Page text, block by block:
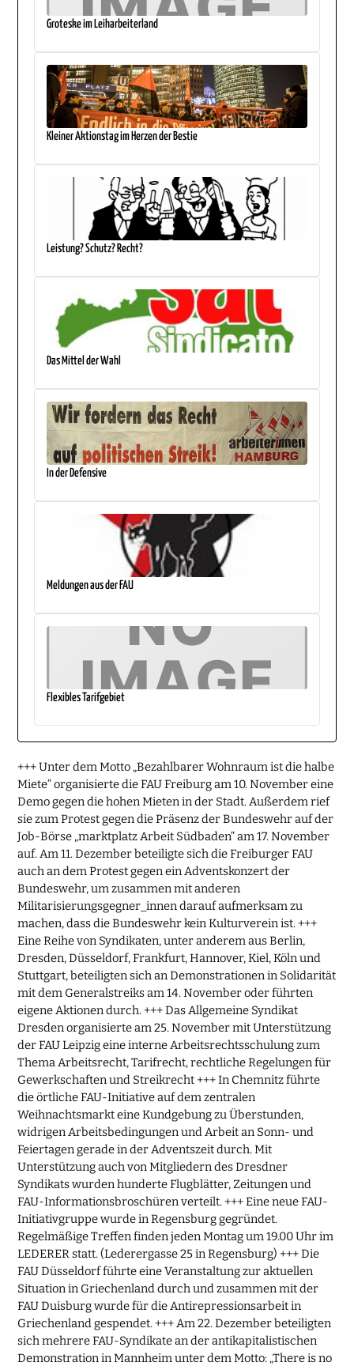
Groteske im Leiharbeiterland
Kleiner Aktionstag im Herzen der Bestie
Leistung? Schutz? Recht?
Das Mittel der Wahl
In der Defensive
Meldungen aus der FAU
Flexibles Tarifgebiet
+++ Unter dem Motto „Bezahlbarer Wohnraum ist die halbe
Miete“ organisierte die FAU Freiburg am 10. November eine
Demo gegen die hohen Mieten in der Stadt. Außerdem rief
sie zum Protest gegen die Präsenz der Bundeswehr auf der
Job-Börse „marktplatz Arbeit Südbaden“ am 17. November
auf. Am 11. Dezember beteiligte sich die Freiburger FAU
auch an dem Protest gegen ein Adventskonzert der
Bundeswehr, um zusammen mit anderen
Militarisierungsgegner_innen darauf aufmerksam zu
machen, dass die Bundeswehr kein Kulturverein ist. +++
Eine Reihe von Syndikaten, unter anderem aus Berlin,
Dresden, Düsseldorf, Frankfurt, Hannover, Kiel, Köln und
Stuttgart, beteiligten sich an Demonstrationen in Solidarität
mit dem Generalstreiks am 14. November oder führten
eigene Aktionen durch. +++ Das Allgemeine Syndikat
Dresden organisierte am 25. November mit Unterstützung
der FAU Leipzig eine interne Arbeitsrechtsschulung zum
Thema Arbeitsrecht, Tarifrecht, rechtliche Regelungen für
Gewerkschaften und Streikrecht +++ In Chemnitz führte
die örtliche FAU-Initiative auf dem zentralen
Weihnachtsmarkt eine Kundgebung zu Überstunden,
widrigen Arbeitsbedingungen und Arbeit an Sonn- und
Feiertagen gerade in der Adventszeit durch. Mit
Unterstützung auch von Mitgliedern des Dresdner
Syndikats wurden hunderte Flugblätter, Zeitungen und
FAU-Informationsbroschüren verteilt. +++ Eine neue FAU-
Initiativgruppe wurde in Regensburg gegründet.
Regelmäßige Treffen finden jeden Montag um 19.00 Uhr im
LEDERER statt. (Lederergasse 25 in Regensburg) +++ Die
FAU Düsseldorf führte eine Veranstaltung zur aktuellen
Situation in Griechenland durch und zusammen mit der
FAU Duisburg wurde für die Antirepressionsarbeit in
Griechenland gespendet. +++ Am 22. Dezember beteiligten
sich mehrere FAU-Syndikate an der antikapitalistischen
Demonstration in Mannheim unter dem Motto: „There is no